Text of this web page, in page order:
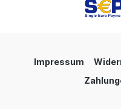
eine
Durch die
Ihre Lieblingsmusik
Zusammenarbeit mit
Impressum